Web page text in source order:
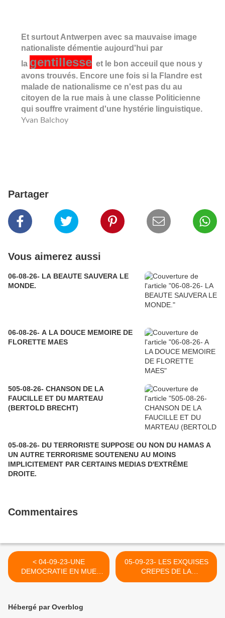
Et surtout Antwerpen avec sa mauvaise image
nationaliste démentie aujourd'hui par
la gentillesse et le bon acceuil que nous y
avons trouvés. Encore une fois si la Flandre est
malade de nationalisme ce n'est pas du au
citoyen de la rue mais à une classe Politicienne
qui souffre vraiment d'une hystérie linguistique.
Yvan Balchoy
Partager
Vous aimerez aussi
06-08-26- LA BEAUTE SAUVERA LE
MONDE.
06-08-26- A LA DOUCE MEMOIRE DE
FLORETTE MAES
505-08-26- CHANSON DE LA
FAUCILLE ET DU MARTEAU
(BERTOLD BRECHT)
05-08-26- DU TERRORISTE SUPPOSE OU NON DU HAMAS A
UN AUTRE TERRORISME SOUTENENU AU MOINS
IMPLICITEMENT PAR CERTAINS MEDIAS D'EXTRÊME
DROITE.
Commentaires
< 04-09-23-UNE
DEMOCRATIE EN MUE
CONSTANTE VERS LA
05-09-23- LES EXQUISES
CREPES DE LA
CHANDELEUR >
Hébergé par Overblog